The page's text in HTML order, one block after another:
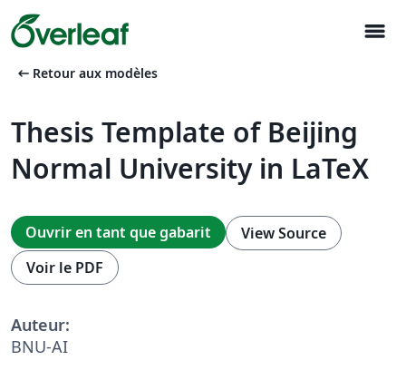
menu
arrow_left_alt Retour aux modèles
Thesis Template of Beijing
Normal University in LaTeX
Ouvrir en tant que gabarit
View Source
Voir le PDF
Auteur:
BNU-AI